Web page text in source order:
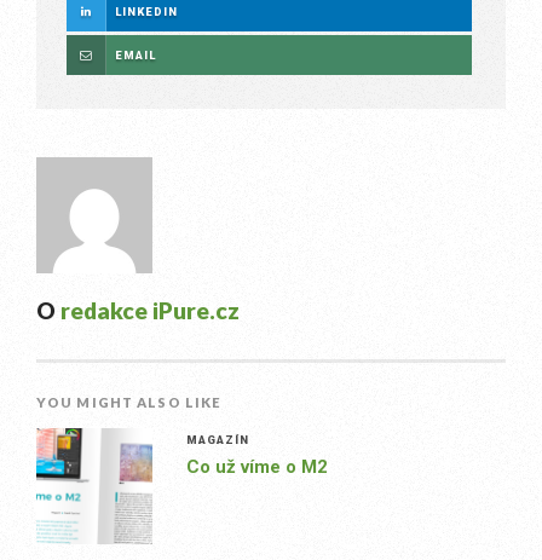
LINKEDIN
EMAIL
O redakce iPure.cz
YOU MIGHT ALSO LIKE
MAGAZÍN
Co už víme o M2